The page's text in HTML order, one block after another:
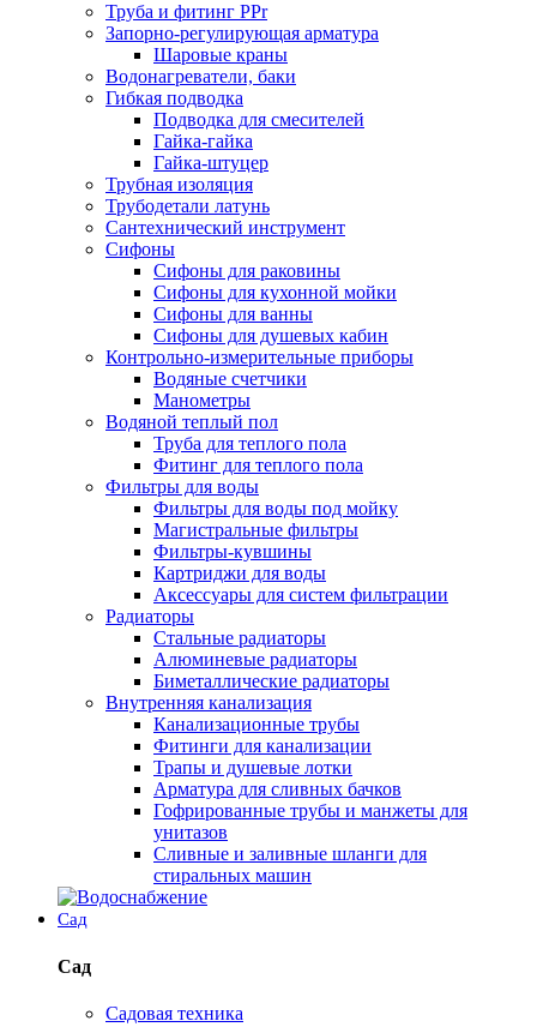
Труба и фитинг PPr
Запорно-регулирующая арматура
Шаровые краны
Водонагреватели, баки
Гибкая подводка
Подводка для смесителей
Гайка-гайка
Гайка-штуцер
Трубная изоляция
Трубодетали латунь
Сантехнический инструмент
Сифоны
Сифоны для раковины
Сифоны для кухонной мойки
Сифоны для ванны
Сифоны для душевых кабин
Контрольно-измерительные приборы
Водяные счетчики
Манометры
Водяной теплый пол
Труба для теплого пола
Фитинг для теплого пола
Фильтры для воды
Фильтры для воды под мойку
Магистральные фильтры
Фильтры-кувшины
Картриджи для воды
Аксессуары для систем фильтрации
Радиаторы
Стальные радиаторы
Алюминевые радиаторы
Биметаллические радиаторы
Внутренняя канализация
Канализационные трубы
Фитинги для канализации
Трапы и душевые лотки
Арматура для сливных бачков
Гофрированные трубы и манжеты для
унитазов
Сливные и заливные шланги для
стиральных машин
Сад
Сад
Садовая техника